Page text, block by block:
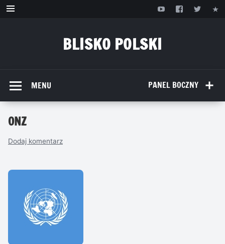
Przejdź
BLISKO POLSKI
PANEL BOCZNY
MENU
ONZ
Dodaj komentarz